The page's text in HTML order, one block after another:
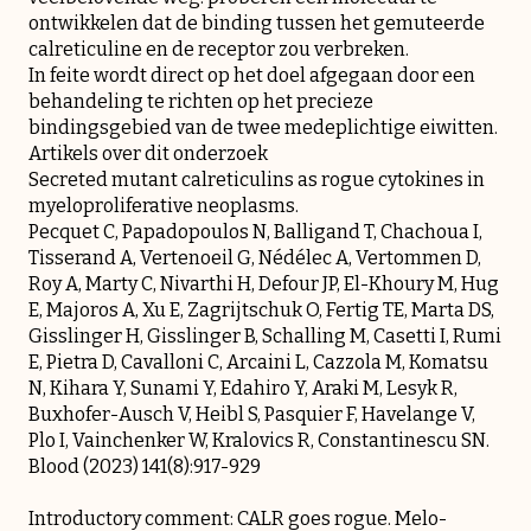
ontwikkelen dat de binding tussen het gemuteerde
calreticuline en de receptor zou verbreken.
In feite wordt direct op het doel afgegaan door een
behandeling te richten op het precieze
bindingsgebied van de twee medeplichtige eiwitten.
Artikels over dit onderzoek
Secreted mutant calreticulins as rogue cytokines in
myeloproliferative neoplasms.
Pecquet C, Papadopoulos N, Balligand T, Chachoua I,
Tisserand A, Vertenoeil G, Nédélec A, Vertommen D,
Roy A, Marty C, Nivarthi H, Defour JP, El-Khoury M, Hug
E, Majoros A, Xu E, Zagrijtschuk O, Fertig TE, Marta DS,
Gisslinger H, Gisslinger B, Schalling M, Casetti I, Rumi
E, Pietra D, Cavalloni C, Arcaini L, Cazzola M, Komatsu
N, Kihara Y, Sunami Y, Edahiro Y, Araki M, Lesyk R,
Buxhofer-Ausch V, Heibl S, Pasquier F, Havelange V,
Plo I, Vainchenker W, Kralovics R, Constantinescu SN.
Blood (2023) 141(8):917-929
Introductory comment: CALR goes rogue. Melo-